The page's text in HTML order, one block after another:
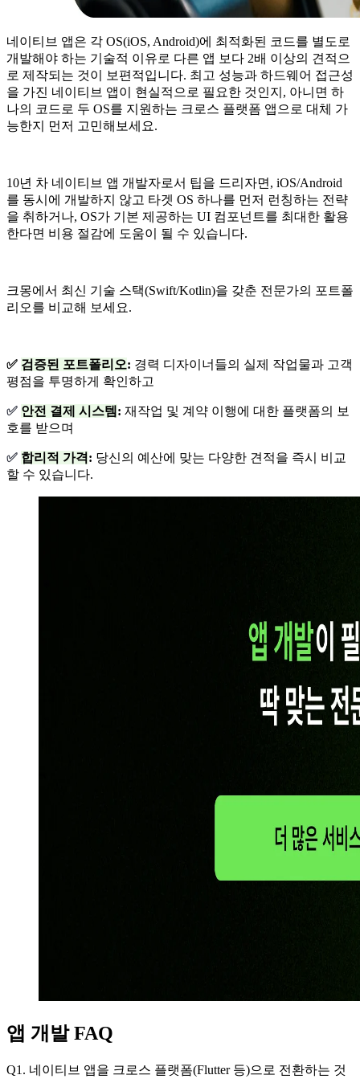
네이티브 앱은 각 OS(iOS, Android)에 최적화된 코드를 별도로
개발해야 하는 기술적 이유로 다른 앱 보다 2배 이상의 견적으
로 제작되는 것이 보편적입니다. 최고 성능과 하드웨어 접근성
을 가진 네이티브 앱이 현실적으로 필요한 것인지, 아니면 하
나의 코드로 두 OS를 지원하는 크로스 플랫폼 앱으로 대체 가
능한지 먼저 고민해보세요.
10년 차 네이티브 앱 개발자로서 팁을 드리자면, iOS/Android
를 동시에 개발하지 않고 타겟 OS 하나를 먼저 런칭하는 전략
을 취하거나, OS가 기본 제공하는 UI 컴포넌트를 최대한 활용
한다면 비용 절감에 도움이 될 수 있습니다.
크몽에서 최신 기술 스택(Swift/Kotlin)을 갖춘 전문가의 포트폴
리오를 비교해 보세요.
✅ 검증된 포트폴리오: 경력 디자이너들의 실제 작업물과 고객
평점을 투명하게 확인하고
✅ 안전 결제 시스템 : 재작업 및 계약 이행에 대한 플랫폼의 보
호를 받으며
✅ 합리적 가격: 당신의 예산에 맞는 다양한 견적을 즉시 비교
할 수 있습니다.
앱 개발 FAQ
Q1. 네이티브 앱을 크로스 플랫폼(Flutter 등)으로 전환하는 것